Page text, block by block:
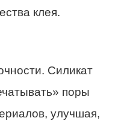
клея.
Силикат
поры
улучшая,